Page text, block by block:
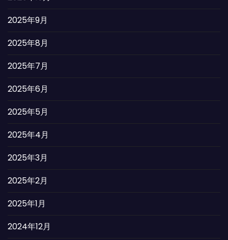
2025年9月
2025年8月
2025年7月
2025年6月
2025年5月
2025年4月
2025年3月
2025年2月
2025年1月
2024年12月